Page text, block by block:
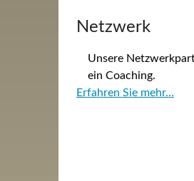
Netzwerk
Unsere
ein Coaching.
Erfahren Sie mehr…